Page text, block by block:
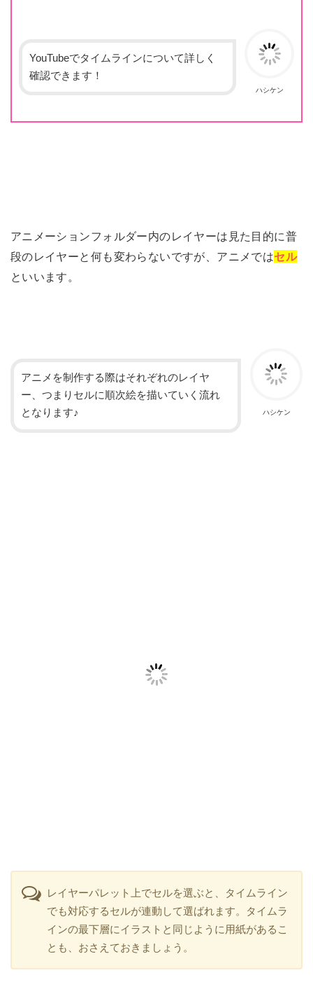
ハシケン
YouTubeでタイムラインについて詳しく
確認できます！
アニメーションフォルダー内のレイヤーは見た目的に普
段のレイヤーと何も変わらないですが、アニメではセル
といいます。
ハシケン
アニメを制作する際はそれぞれのレイヤ
ー、つまりセルに順次絵を描いていく流れ
となります♪
レイヤーパレット上でセルを選ぶと、タイムライン
でも対応するセルが連動して選ばれます。タイムラ
インの最下層にイラストと同じように用紙があるこ
とも、おさえておきましょう。